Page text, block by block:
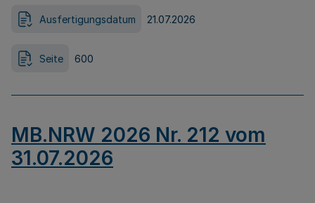
Ausfertigungsdatum 21.07.2026
Seite 600
MB.NRW 2026 Nr. 212 vom
31.07.2026